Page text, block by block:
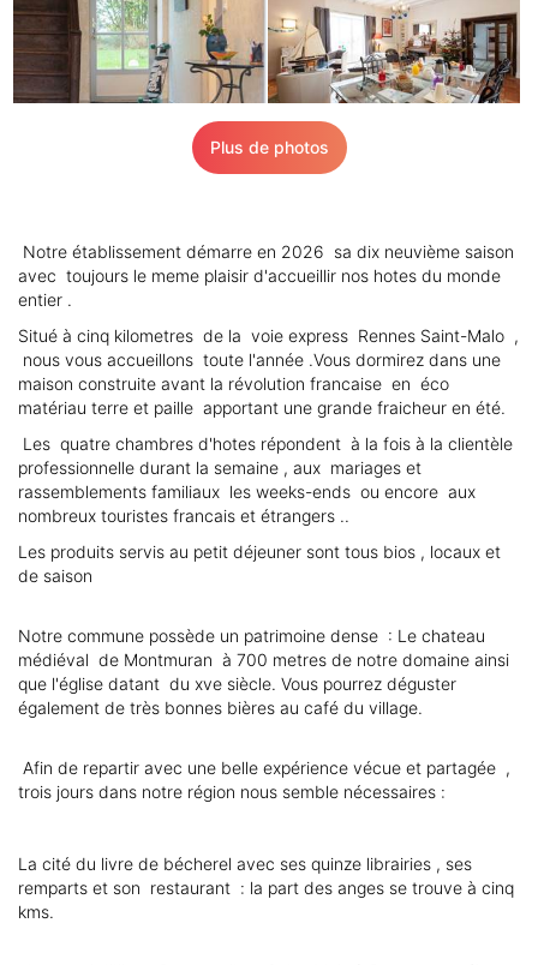
Plus de photos
Notre établissement démarre en 2026 sa dix neuvième saison
avec toujours le meme plaisir d'accueillir nos hotes du monde
entier .
Situé à cinq kilometres de la voie express Rennes Saint-Malo ,
nous vous accueillons toute l'année .Vous dormirez dans une
maison construite avant la révolution francaise en éco
matériau terre et paille apportant une grande fraicheur en été.
Les quatre chambres d'hotes répondent à la fois à la clientèle
professionnelle durant la semaine , aux mariages et
rassemblements familiaux les weeks-ends ou encore aux
nombreux touristes francais et étrangers ..
Les produits servis au petit déjeuner sont tous bios , locaux et
de saison
Notre commune possède un patrimoine dense : Le chateau
médiéval de Montmuran à 700 metres de notre domaine ainsi
que l'église datant du xve siècle. Vous pourrez déguster
également de très bonnes bières au café du village.
Afin de repartir avec une belle expérience vécue et partagée ,
trois jours dans notre région nous semble nécessaires :
La cité du livre de bécherel avec ses quinze librairies , ses
remparts et son restaurant : la part des anges se trouve à cinq
kms.